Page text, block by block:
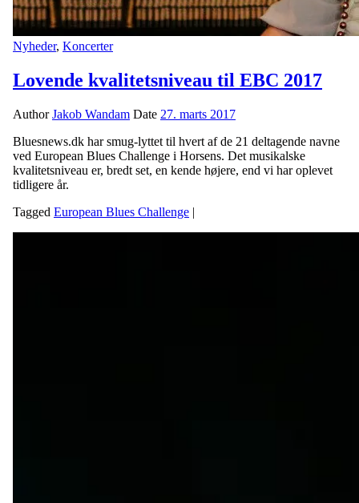
Nyheder, Koncerter
Lovende kvalitetsniveau til EBC 2017
AuthorJakob Wandam Date 27. marts 2017
Bluesnews.dk har smug-lyttet til hvert af de 21 deltagende navne
ved European Blues Challenge i Horsens. Det musikalske
kvalitetsniveau er, bredt set, en kende højere, end vi har oplevet
tidligere år.
Tagged European Blues Challenge |